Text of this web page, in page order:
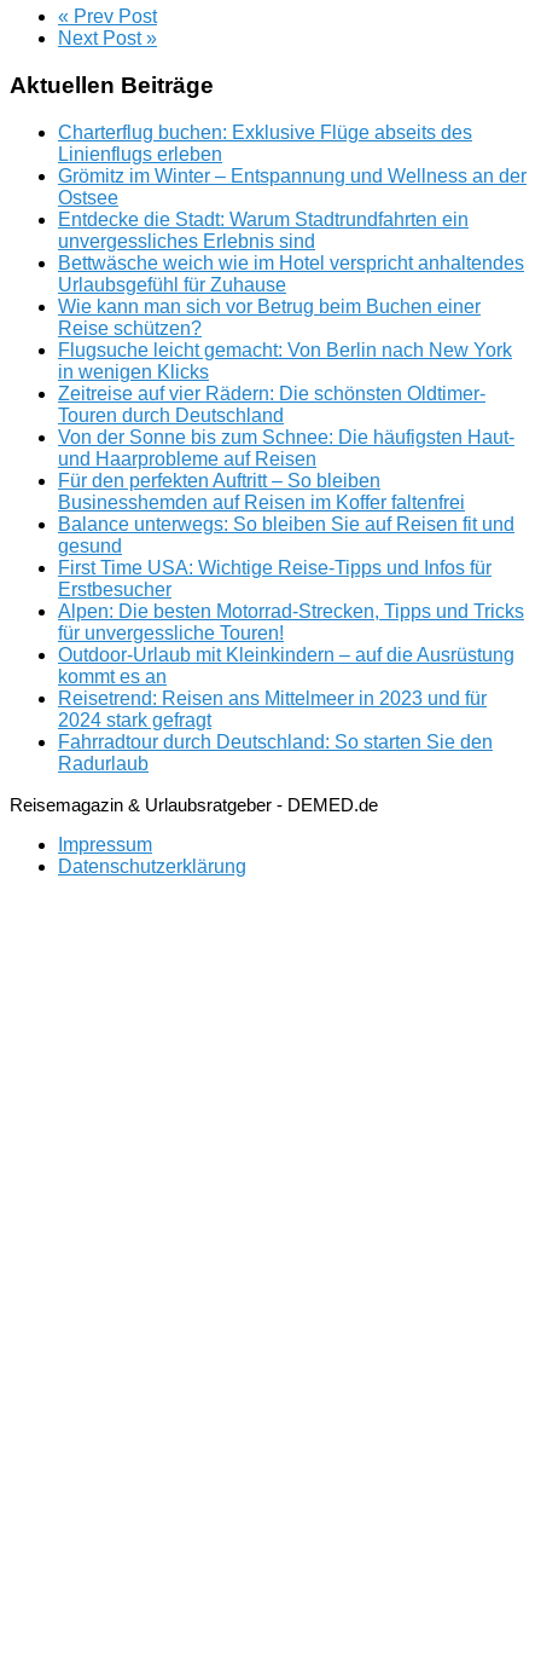
« Prev Post
Next Post »
Aktuellen Beiträge
Charterflug buchen: Exklusive Flüge abseits des
Linienflugs erleben
Grömitz im Winter – Entspannung und Wellness an der
Ostsee
Entdecke die Stadt: Warum Stadtrundfahrten ein
unvergessliches Erlebnis sind
Bettwäsche weich wie im Hotel verspricht anhaltendes
Urlaubsgefühl für Zuhause
Wie kann man sich vor Betrug beim Buchen einer
Reise schützen?
Flugsuche leicht gemacht: Von Berlin nach New York
in wenigen Klicks
Zeitreise auf vier Rädern: Die schönsten Oldtimer-
Touren durch Deutschland
Von der Sonne bis zum Schnee: Die häufigsten Haut-
und Haarprobleme auf Reisen
Für den perfekten Auftritt – So bleiben
Businesshemden auf Reisen im Koffer faltenfrei
Balance unterwegs: So bleiben Sie auf Reisen fit und
gesund
First Time USA: Wichtige Reise-Tipps und Infos für
Erstbesucher
Alpen: Die besten Motorrad-Strecken, Tipps und Tricks
für unvergessliche Touren!
Outdoor-Urlaub mit Kleinkindern – auf die Ausrüstung
kommt es an
Reisetrend: Reisen ans Mittelmeer in 2023 und für
2024 stark gefragt
Fahrradtour durch Deutschland: So starten Sie den
Radurlaub
Reisemagazin & Urlaubsratgeber - DEMED.de
Impressum
Datenschutzerklärung